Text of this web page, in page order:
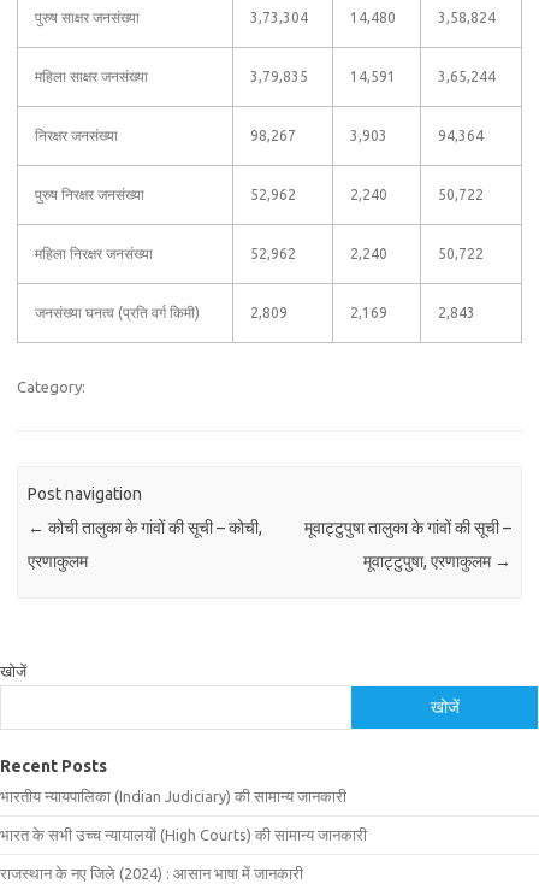
पुरुष साक्षर जनसंख्या 3,73,304 14,480 3,58,824
महिला साक्षर जनसंख्या 3,79,835 14,591 3,65,244
निरक्षर जनसंख्या 98,267 3,903 94,364
पुरुष निरक्षर जनसंख्या 52,962 2,240 50,722
महिला निरक्षर जनसंख्या 52,962 2,240 50,722
जनसंख्या घनत्व (प्रति वर्ग किमी) 2,809 2,169 2,843
Category:
Post navigation
← कोची तालुका के गांवों की सूची – कोची,
एरणाकुलम
मूवाट्टुपुषा तालुका के गांवों की सूची –
मूवाट्टुपुषा, एरणाकुलम →
खोजें
खोजें
Recent Posts
भारतीय न्यायपालिका (Indian Judiciary) की सामान्य जानकारी
भारत के सभी उच्च न्यायालयों (High Courts) की सामान्य जानकारी
राजस्थान के नए जिले (2024) : आसान भाषा में जानकारी